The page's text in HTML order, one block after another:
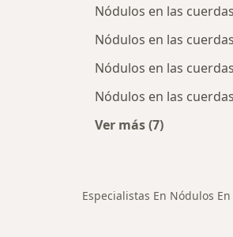
Nódulos en las
Nódulos en las
Nódulos en las
Nódulos en las
Ver más (7)
Especialistas En Nódulos